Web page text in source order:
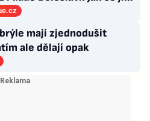
do Edenu vedlo?
mají zjednodušit
ale dělají opak